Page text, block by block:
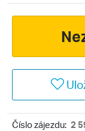
Číslo zájezdu: 2